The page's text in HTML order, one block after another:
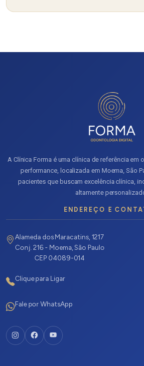
A Clínica Forma é uma clínica de referência
performance, localizada em Moema, São
pacientes que buscam excelência clínica,
altamente
ENDEREÇO E
Alameda dos Maracatins, 1217
Conj. 216 - Moema, São Paulo
CEP 04089-014
Clique para Ligar
Fale por WhatsApp